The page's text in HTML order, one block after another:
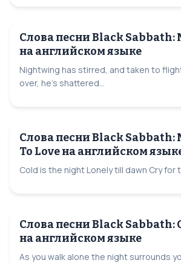
Слова песни Black
на английском языке
Nightwing has stirred, and taken to
over, he’s shattered...
Слова песни Black Sabbath:
To Love на английском
Cold is the night Lonely till dawn Cry for
Слова песни Black Sabbath:
на английском языке
As you walk alone the night surrounds